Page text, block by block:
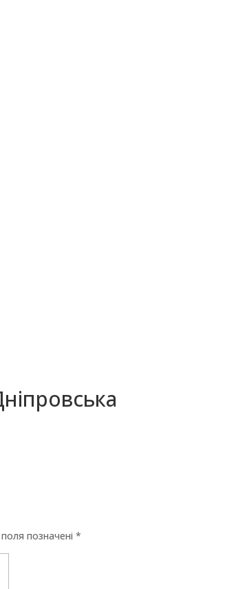
поля позначені*